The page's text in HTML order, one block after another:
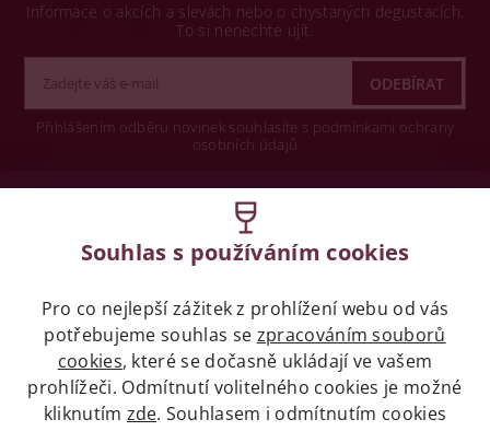
Informace o akcích a slevách nebo o chystaných degustacích.
To si nenechte ujít.
Přihlášením odběru novinek souhlasíte s podmínkami ochrany
osobních údajů
Legislativa
Zákaz prodeje alkoholických nápojů osobám
mladších 18 let.
Naše služby
Souhlas s používáním cookies
Pro co nejlepší zážitek z prohlížení webu od vás
potřebujeme souhlas se zpracováním souborů
cookies, které se dočasně ukládají ve vašem
prohlížeči. Odmítnutí volitelného cookies je možné
kliknutím zde. Souhlasem i odmítnutím cookies